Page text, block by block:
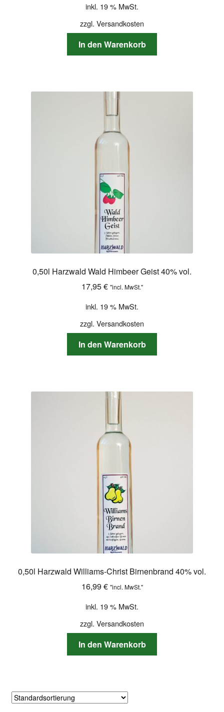
inkl. 19 % MwSt.
zzgl. Versandkosten
In den Warenkorb
0,50l Harzwald Wald Himbeer Geist 40% vol.
17,95€ "incl. MwSt."
inkl. 19 % MwSt.
zzgl. Versandkosten
In den Warenkorb
0,50l Harzwald Williams-Christ Birnenbrand 40% vol.
16,99 € "incl. MwSt."
inkl. 19 % MwSt.
zzgl. Versandkosten
In den Warenkorb